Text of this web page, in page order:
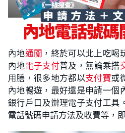
內地通關 ，終於可以北上吃喝
內地電子支付普及，無論乘搭
用膳，很多地方都以支付寶或
內地暢遊，最好還是申請一個
銀行戶口及辦理電子支付工具
電話號碼申請方法及收費等，